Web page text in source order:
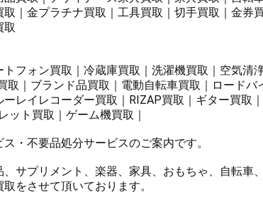
｜金プラチナ買取｜工具買取｜切手買取｜金券
取
フォン買取｜冷蔵庫買取｜洗濯機買取｜空気清
取｜ブランド品買取｜電動自転車買取｜ロード
レイレコーダー買取｜RIZAP買取｜ギター買取
ット買取｜ゲーム機買取｜
・不要品処分サービスのご案内です。
サプリメント、楽器、家具、おもちゃ、自転車
をさせて頂いております。